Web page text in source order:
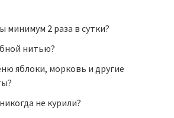
минимум 2 раза в сутки?
нитью?
яблоки, морковь и другие
не курили?